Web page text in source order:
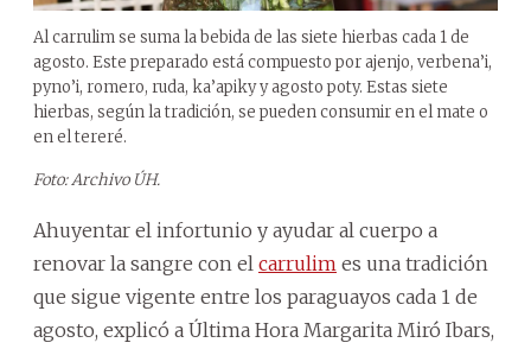
Al carrulim se suma la bebida de las siete hierbas cada 1 de
agosto. Este preparado está compuesto por ajenjo, verbena’i,
pyno’i, romero, ruda, ka’apiky y agosto poty. Estas siete
hierbas, según la tradición, se pueden consumir en el mate o
en el tereré.
Foto: Archivo ÚH.
Ahuyentar el infortunio y ayudar al cuerpo a
renovar la sangre con el carrulim es una tradición
que sigue vigente entre los paraguayos cada 1 de
agosto, explicó a Última Hora Margarita Miró Ibars,